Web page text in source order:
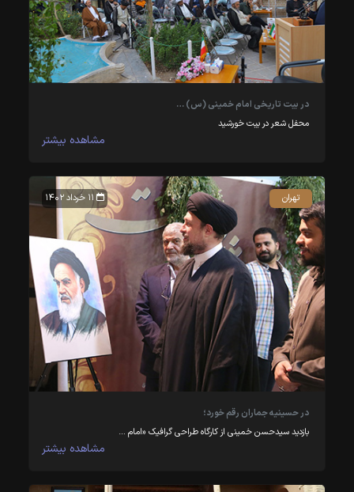
در بیت تاریخی امام خمینی (س) …
محفل شعر در بیت خورشید
مشاهده بیشتر
در حسینیه جماران رقم خورد؛
بازدید سیدحسن خمینی از کارگاه طراحی گرافیک «امام …
مشاهده بیشتر
تهران